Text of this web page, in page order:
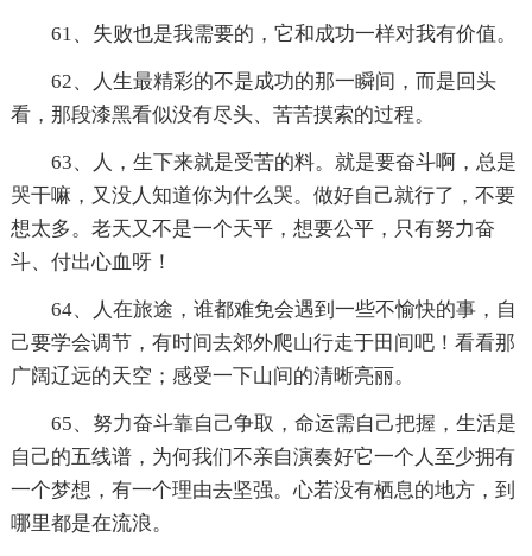
61、失败也是我需要的，它和成功一样对我有价值。
62、人生最精彩的不是成功的那一瞬间，而是回头
看，那段漆黑看似没有尽头、苦苦摸索的过程。
63、人，生下来就是受苦的料。就是要奋斗啊，总是
哭干嘛，又没人知道你为什么哭。做好自己就行了，不要
想太多。老天又不是一个天平，想要公平，只有努力奋
斗、付出心血呀！
64、人在旅途，谁都难免会遇到一些不愉快的事，自
己要学会调节，有时间去郊外爬山行走于田间吧！看看那
广阔辽远的天空；感受一下山间的清晰亮丽。
65、努力奋斗靠自己争取，命运需自己把握，生活是
自己的五线谱，为何我们不亲自演奏好它一个人至少拥有
一个梦想，有一个理由去坚强。心若没有栖息的地方，到
哪里都是在流浪。